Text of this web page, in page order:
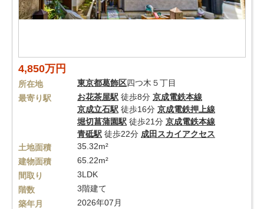
4,850万円
所在地 東京都葛飾区四つ木５丁目
最寄り駅
お花茶屋駅 徒歩8分 京成電鉄本線
京成立石駅 徒歩16分 京成電鉄押上線
堀切菖蒲園駅 徒歩21分 京成電鉄本線
青砥駅 徒歩22分 成田スカイアクセス
土地面積
35.32m²
建物面積
65.22m²
間取り
3LDK
階数
3階建て
築年月
2026年07月